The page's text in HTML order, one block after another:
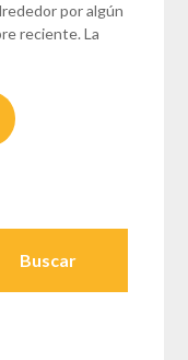
por algún
reciente. La